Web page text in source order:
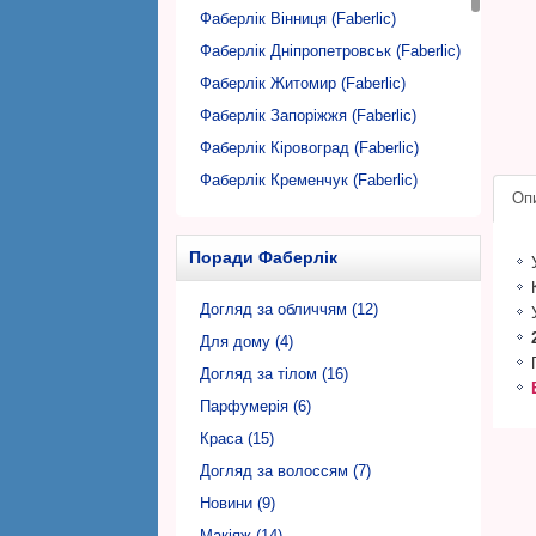
Фаберлік Вінниця (Faberlic)
Фаберлік Дніпропетровськ (Faberlic)
Фаберлік Житомир (Faberlic)
Фаберлік Запоріжжя (Faberlic)
Фаберлік Кіровоград (Faberlic)
Фаберлік Кременчук (Faberlic)
Фаберлік Миколаїв (Faberlic)
Фаберлік Нікополь (Faberlic)
Фаберлік Одеса (Faberlic)
Фаберлік Полтава (Faberlic)
Фаберлік Рівне (Faberlic)
Фаберлік Суми (Faberlic)
Фаберлік Тернопіль (Faberlic)
Поради Фаберлік
Догляд за обличчям (12)
Для дому (4)
Догляд за тілом (16)
Парфумерія (6)
Краса (15)
Догляд за волоссям (7)
Новини (9)